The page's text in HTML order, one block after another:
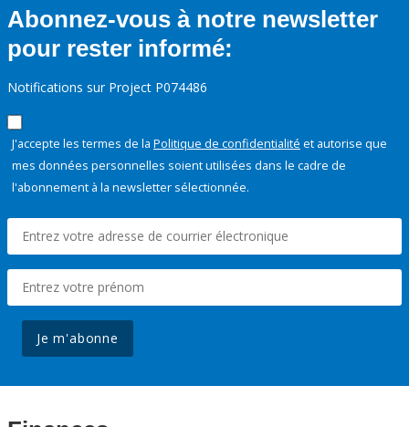
Abonnez-vous à notre newsletter
pour rester informé:
Notifications sur Project P074486
J'accepte les termes de la Politique de confidentialité et autorise que
mes données personnelles soient utilisées dans le cadre de
l'abonnement à la newsletter sélectionnée.
Je m'abonne